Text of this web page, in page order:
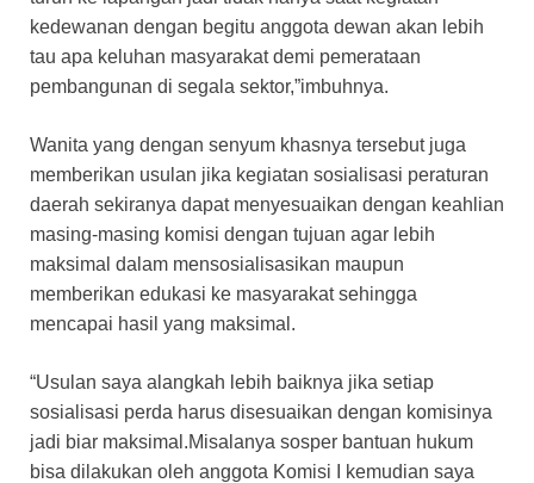
kedewanan dengan begitu anggota dewan akan lebih
tau apa keluhan masyarakat demi pemerataan
pembangunan di segala sektor,”imbuhnya.
Wanita yang dengan senyum khasnya tersebut juga
memberikan usulan jika kegiatan sosialisasi peraturan
daerah sekiranya dapat menyesuaikan dengan keahlian
masing-masing komisi dengan tujuan agar lebih
maksimal dalam mensosialisasikan maupun
memberikan edukasi ke masyarakat sehingga
mencapai hasil yang maksimal.
“Usulan saya alangkah lebih baiknya jika setiap
sosialisasi perda harus disesuaikan dengan komisinya
jadi biar maksimal.Misalanya sosper bantuan hukum
bisa dilakukan oleh anggota Komisi I kemudian saya